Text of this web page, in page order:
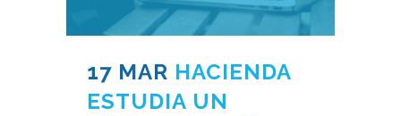
17 MAR HACIENDA
ESTUDIA UN